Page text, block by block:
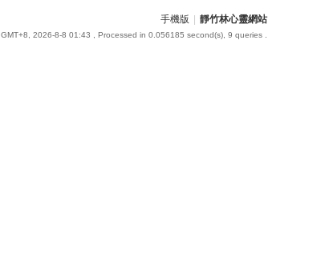
手機版 靜竹林心靈網站
GMT+8, 2026-8-8 01:43 , Processed in 0.056185 second(s), 9 queries .